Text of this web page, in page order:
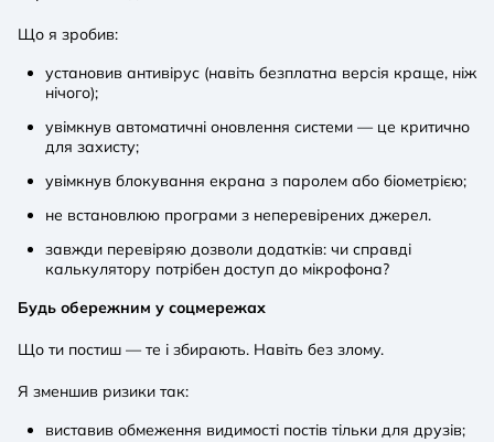
Що я зробив:
установив антивірус (навіть безплатна версія краще, ніж
нічого);
увімкнув автоматичні оновлення системи — це критично
для захисту;
увімкнув блокування екрана з паролем або біометрією;
не встановлюю програми з неперевірених джерел.
завжди перевіряю дозволи додатків: чи справді
калькулятору потрібен доступ до мікрофона?
Будь обережним у соцмережах
Що ти постиш — те і збирають. Навіть без злому.
Я зменшив ризики так:
виставив обмеження видимості постів тільки для друзів;